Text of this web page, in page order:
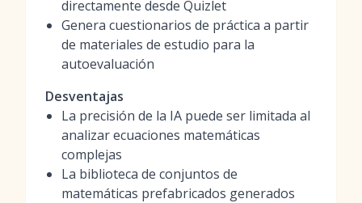
directamente desde Quizlet
Genera cuestionarios de práctica a partir
de materiales de estudio para la
autoevaluación
Desventajas
La precisión de la IA puede ser limitada al
analizar ecuaciones matemáticas
complejas
La biblioteca de conjuntos de
matemáticas prefabricados generados